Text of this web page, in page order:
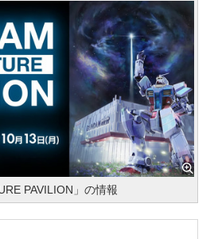
PAVILION」の情報